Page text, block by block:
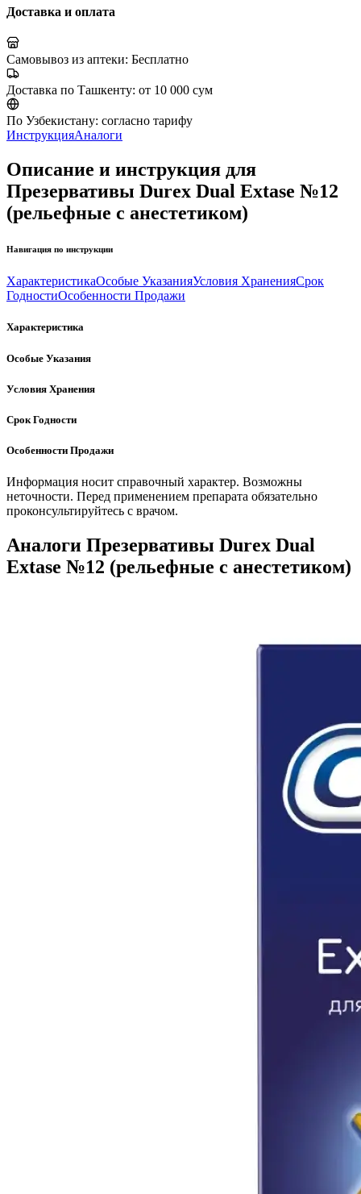
Доставка и оплата
Самовывоз из аптеки: Бесплатно
Доставка по Ташкенту: от 10 000 сум
По Узбекистану: согласно тарифу
ИнструкцияАналоги
Описание и инструкция для
Презервативы Durex Dual Extase №12
(рельефные с анестетиком)
Навигация по инструкции
ХарактеристикаОсобые УказанияУсловия ХраненияСрок
ГодностиОсобенности Продажи
Характеристика
Особые Указания
Условия Хранения
Срок Годности
Особенности Продажи
Информация носит справочный характер. Возможны
неточности. Перед применением препарата обязательно
проконсультируйтесь с врачом.
Аналоги Презервативы Durex Dual
Extase №12 (рельефные с анестетиком)